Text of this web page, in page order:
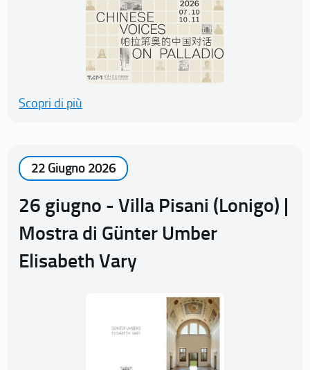
Scopri di più
22 Giugno 2026
26 giugno - Villa Pisani (Lonigo) |
Mostra di Günter Umber
Elisabeth Vary